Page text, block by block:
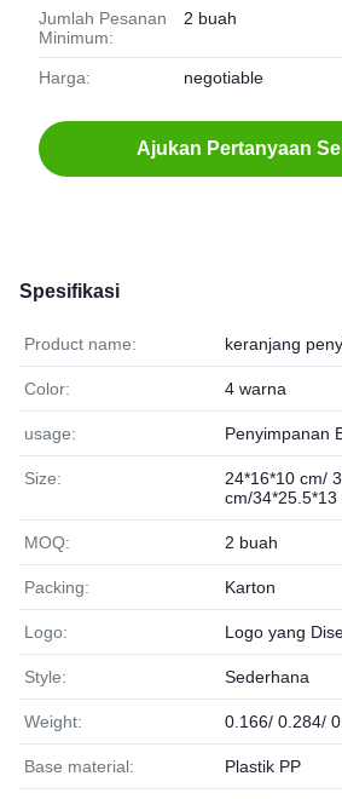
Jumlah Pesanan
Minimum:
2 buah
Harga: negotiable
Ajukan Pertanyaan
Spesifikasi
Product name: keranjang
Color: 4 warna
usage: Penyimpanan
Size:
24*16*10 cm/
cm/34*25.5*13
MOQ: 2 buah
Packing: Karton
Logo: Logo yang
Style: Sederhana
Weight: 0.166/ 0.284/
Base material: Plastik PP